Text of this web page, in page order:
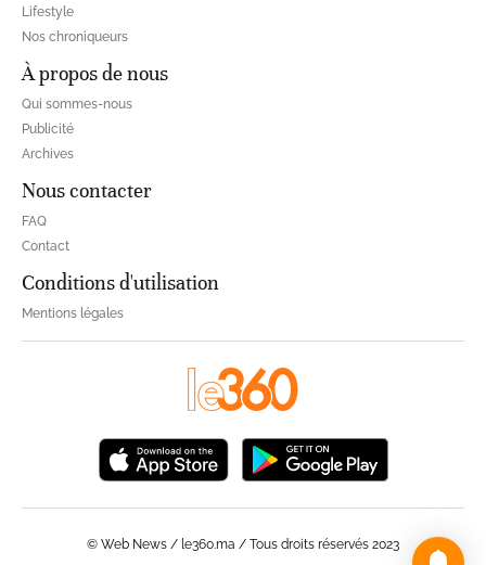
Lifestyle
Nos chroniqueurs
À propos de nous
Qui sommes-nous
Publicité
Archives
Nous contacter
FAQ
Contact
Conditions d'utilisation
Mentions légales
© Web News / le360.ma / Tous droits réservés 2023